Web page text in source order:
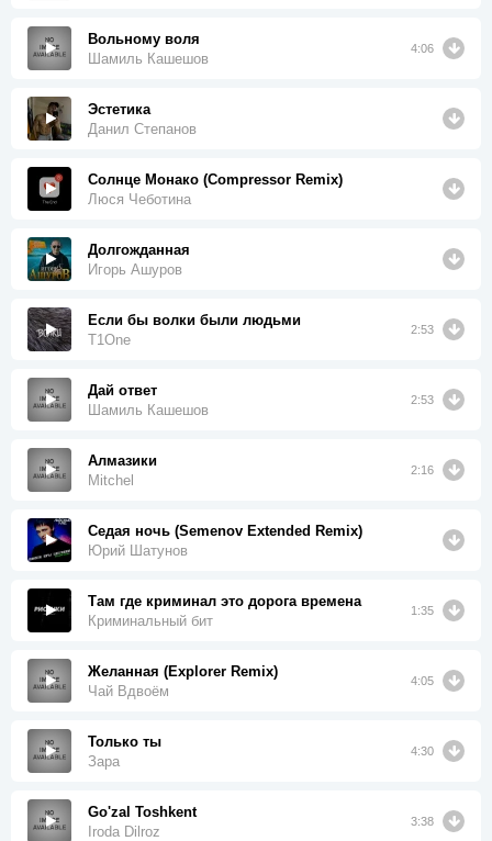
Вольному воля
Шамиль Кашешов
4:06
Эстетика
Данил Степанов
Солнце Монако (Compressor Remix)
Люся Чеботина
Долгожданная
Игорь Ашуров
Если бы волки были людьми
T1One
2:53
Дай ответ
Шамиль Кашешов
2:53
Алмазики
Mitchel
2:16
Седая ночь (Semenov Extended Remix)
Юрий Шатунов
Там где криминал это дорога времена
Криминальный бит
1:35
Желанная (Explorer Remix)
Чай Вдвоём
4:05
Только ты
Зара
4:30
Go'zal Toshkent
Iroda Dilroz
3:38